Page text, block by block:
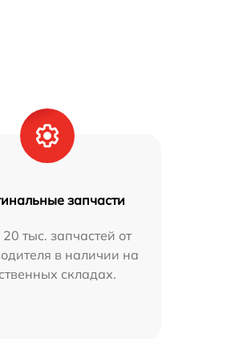
запчасти
тыс. запчастей от
в наличии на
складах.